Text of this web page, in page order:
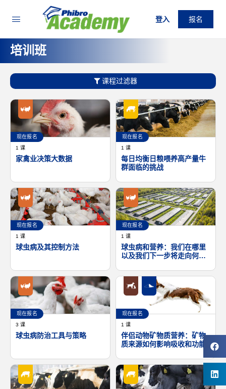
登入 报名
培训班
课程过滤器
现在报名
1 课
家禽业决策大数据
现在报名
1 课
每日均衡日粮喂养高产量牛
群面临的挑战
现在报名
1 课
球虫病及其控制方法
现在报名
1 课
球虫病和营养：我们在哪里
以及我们下一步将走向何
现在报名
3 课
球虫病防治工具与策略
现在报名
1 课
伴侣动物矿物质营养：矿物
质来源如何影响吸收和功能